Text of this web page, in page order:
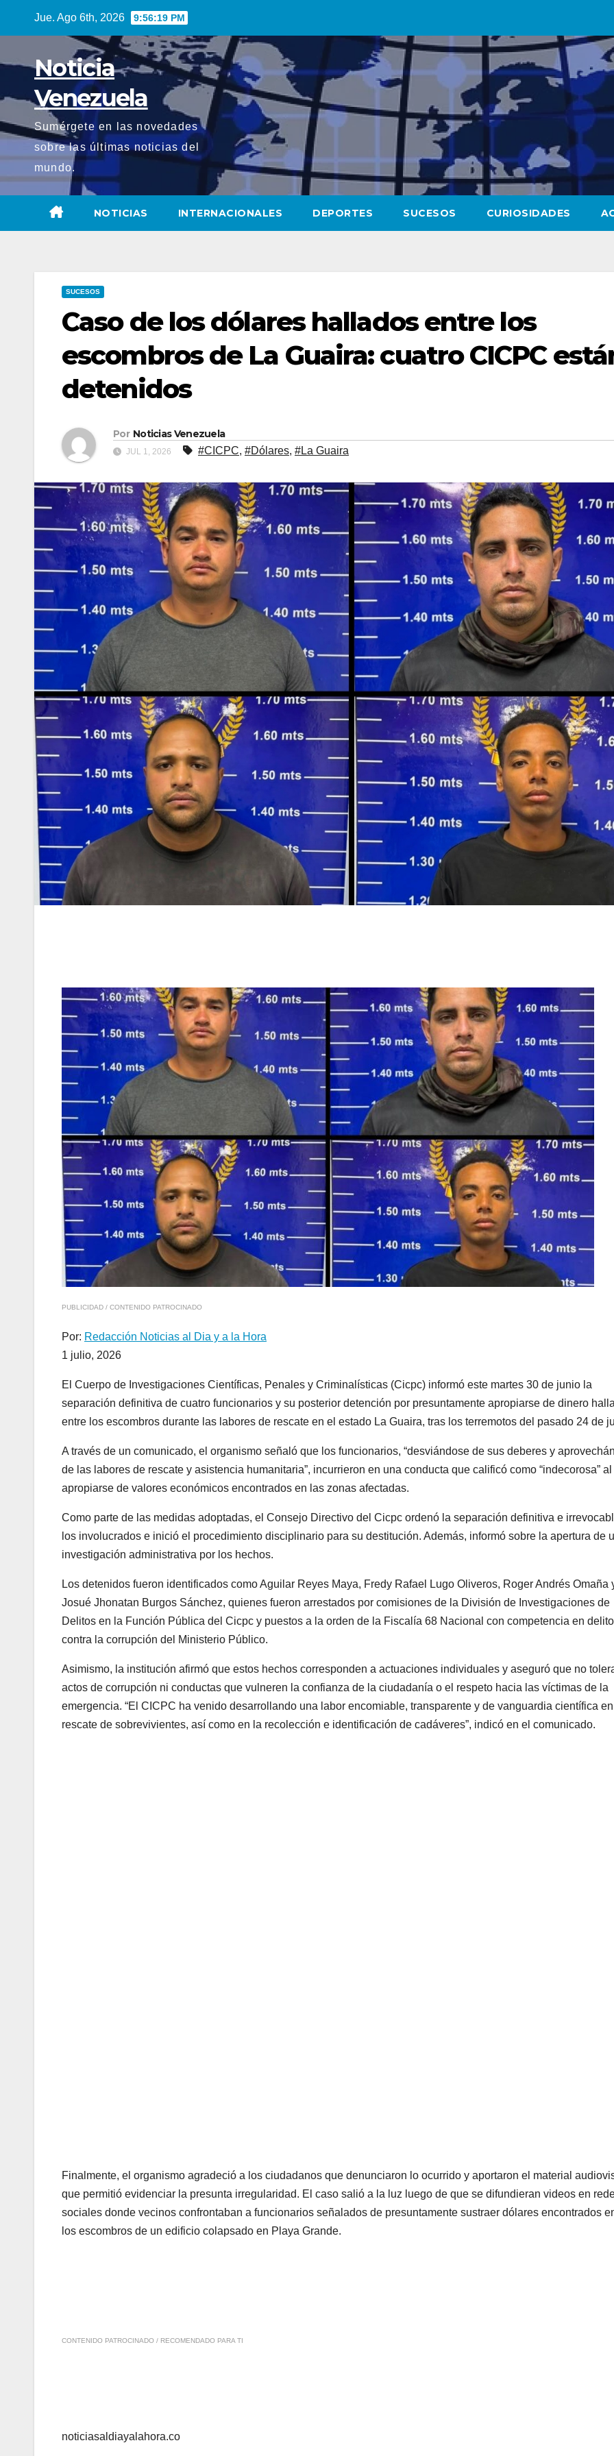
Jue. Ago 6th, 2026 9:56:21 PM
Noticia
Venezuela
Sumérgete en las novedades
sobre las últimas noticias del
mundo.
NOTICIAS INTERNACIONALES DEPORTES SUCESOS CURIOSIDADES
SUCESOS
Caso de los dólares hallados entre los
escombros de La Guaira: cuatro CICPC
detenidos
Por Noticias Venezuela
JUL 1, 2026 #CICPC, #Dólares, #La Guaira
PUBLICIDAD / CONTENIDO PATROCINADO
Por: Redacción Noticias al Dia y a la Hora
1 julio, 2026
El Cuerpo de Investigaciones Científicas, Penales y Criminalísticas (Cicpc) informó este martes 30 de junio la
separación definitiva de cuatro funcionarios y su posterior detención por presuntamente apropiarse de dinero
entre los escombros durante las labores de rescate en el estado La Guaira, tras los terremotos del pasado 24 de
A través de un comunicado, el organismo señaló que los funcionarios, “desviándose de sus deberes y
de las labores de rescate y asistencia humanitaria”, incurrieron en una conducta que calificó como “indecorosa” al
apropiarse de valores económicos encontrados en las zonas afectadas.
Como parte de las medidas adoptadas, el Consejo Directivo del Cicpc ordenó la separación definitiva e
los involucrados e inició el procedimiento disciplinario para su destitución. Además, informó sobre la apertura de
investigación administrativa por los hechos.
Los detenidos fueron identificados como Aguilar Reyes Maya, Fredy Rafael Lugo Oliveros, Roger Andrés Omaña
Josué Jhonatan Burgos Sánchez, quienes fueron arrestados por comisiones de la División de Investigaciones de
Delitos en la Función Pública del Cicpc y puestos a la orden de la Fiscalía 68 Nacional con competencia en
contra la corrupción del Ministerio Público.
Asimismo, la institución afirmó que estos hechos corresponden a actuaciones individuales y aseguró que no
actos de corrupción ni conductas que vulneren la confianza de la ciudadanía o el respeto hacia las víctimas de la
emergencia. “El CICPC ha venido desarrollando una labor encomiable, transparente y de vanguardia científica en
rescate de sobrevivientes, así como en la recolección e identificación de cadáveres”, indicó en el comunicado.
Finalmente, el organismo agradeció a los ciudadanos que denunciaron lo ocurrido y aportaron el material
que permitió evidenciar la presunta irregularidad. El caso salió a la luz luego de que se difundieran videos en
sociales donde vecinos confrontaban a funcionarios señalados de presuntamente sustraer dólares encontrados
los escombros de un edificio colapsado en Playa Grande.
CONTENIDO PATROCINADO / RECOMENDADO PARA TI
noticiasaldiayalahora.co